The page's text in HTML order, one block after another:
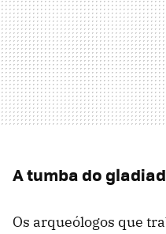
A tumba do
Os arqueólogos que